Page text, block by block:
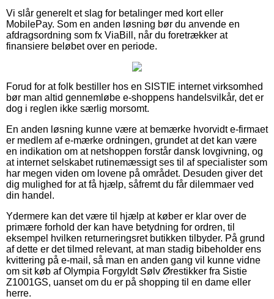
Vi slår generelt et slag for betalinger med kort eller
MobilePay. Som en anden løsning bør du anvende en
afdragsordning som fx ViaBill, når du foretrækker at
finansiere beløbet over en periode.
Forud for at folk bestiller hos en SISTIE internet virksomhed
bør man altid gennemløbe e-shoppens handelsvilkår, det er
dog i reglen ikke særlig morsomt.
En anden løsning kunne være at bemærke hvorvidt e-firmaet
er medlem af e-mærke ordningen, grundet at det kan være
en indikation om at netshoppen forstår dansk lovgivning, og
at internet selskabet rutinemæssigt ses til af specialister som
har megen viden om lovene på området. Desuden giver det
dig mulighed for at få hjælp, såfremt du får dilemmaer ved
din handel.
Ydermere kan det være til hjælp at køber er klar over de
primære forhold der kan have betydning for ordren, til
eksempel hvilken returneringsret butikken tilbyder. På grund
af dette er det tilmed relevant, at man stadig bibeholder ens
kvittering på e-mail, så man en anden gang vil kunne vidne
om sit køb af Olympia Forgyldt Sølv Ørestikker fra Sistie
Z1001GS, uanset om du er på shopping til en dame eller
herre.